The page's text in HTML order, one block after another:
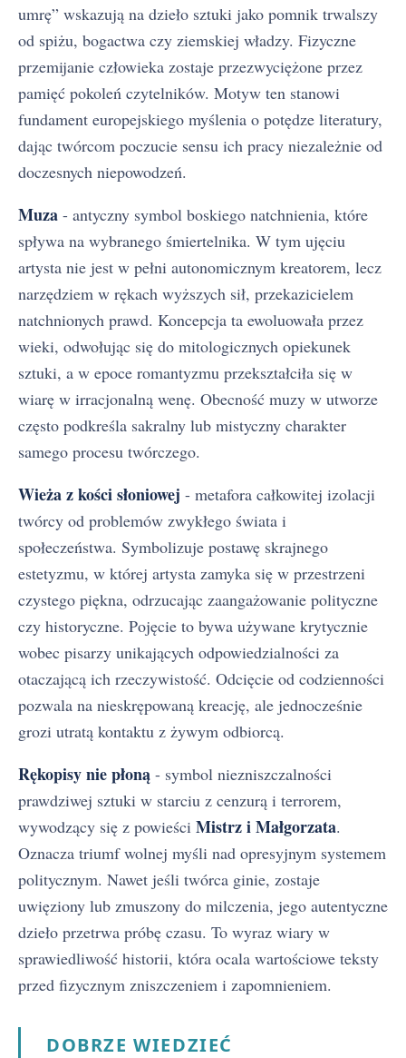
umrę” wskazują na dzieło sztuki jako pomnik trwalszy
od spiżu, bogactwa czy ziemskiej władzy. Fizyczne
przemijanie człowieka zostaje przezwyciężone przez
pamięć pokoleń czytelników. Motyw ten stanowi
fundament europejskiego myślenia o potędze literatury,
dając twórcom poczucie sensu ich pracy niezależnie od
doczesnych niepowodzeń.
Muza - antyczny symbol boskiego natchnienia, które
spływa na wybranego śmiertelnika. W tym ujęciu
artysta nie jest w pełni autonomicznym kreatorem, lecz
narzędziem w rękach wyższych sił, przekazicielem
natchnionych prawd. Koncepcja ta ewoluowała przez
wieki, odwołując się do mitologicznych opiekunek
sztuki, a w epoce romantyzmu przekształciła się w
wiarę w irracjonalną wenę. Obecność muzy w utworze
często podkreśla sakralny lub mistyczny charakter
samego procesu twórczego.
Wieża z kości słoniowej - metafora całkowitej izolacji
twórcy od problemów zwykłego świata i
społeczeństwa. Symbolizuje postawę skrajnego
estetyzmu, w której artysta zamyka się w przestrzeni
czystego piękna, odrzucając zaangażowanie polityczne
czy historyczne. Pojęcie to bywa używane krytycznie
wobec pisarzy unikających odpowiedzialności za
otaczającą ich rzeczywistość. Odcięcie od codzienności
pozwala na nieskrępowaną kreację, ale jednocześnie
grozi utratą kontaktu z żywym odbiorcą.
Rękopisy nie płoną - symbol niezniszczalności
prawdziwej sztuki w starciu z cenzurą i terrorem,
wywodzący się z powieści Mistrz i Małgorzata.
Oznacza triumf wolnej myśli nad opresyjnym systemem
politycznym. Nawet jeśli twórca ginie, zostaje
uwięziony lub zmuszony do milczenia, jego autentyczne
dzieło przetrwa próbę czasu. To wyraz wiary w
sprawiedliwość historii, która ocala wartościowe teksty
przed fizycznym zniszczeniem i zapomnieniem.
DOBRZE WIEDZIEĆ